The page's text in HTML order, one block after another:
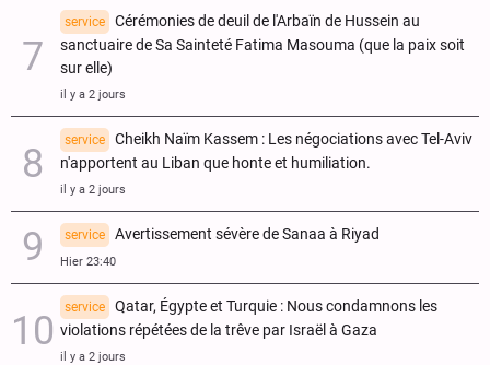
service
Cérémonies de deuil de l'Arbaïn de Hussein au
sanctuaire de Sa Sainteté Fatima Masouma (que la paix soit
sur elle)
il y a 2 jours
service
Cheikh Naïm Kassem : Les négociations avec Tel-Aviv
n'apportent au Liban que honte et humiliation.
il y a 2 jours
service Avertissement sévère de Sanaa à Riyad
Hier 23:40
service
Qatar, Égypte et Turquie : Nous condamnons les
violations répétées de la trêve par Israël à Gaza
il y a 2 jours